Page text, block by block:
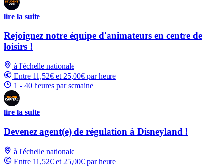
lire la suite
Rejoignez notre équipe d'animateurs en centre de
loisirs !
à l'échelle nationale
Entre 11,52€ et 25,00€ par heure
1 - 40 heures par semaine
lire la suite
Devenez agent(e) de régulation à Disneyland !
à l'échelle nationale
Entre 11,52€ et 25,00€ par heure